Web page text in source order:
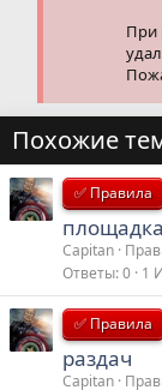
При
Похожие
✅ Правила
Capitan
Ответы 0 1
✅ Правила
раздач
Capitan